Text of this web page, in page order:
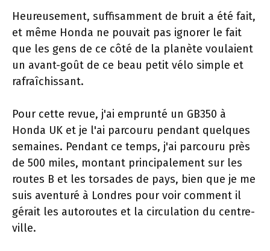
Heureusement, suffisamment de bruit a été fait,
et même Honda ne pouvait pas ignorer le fait
que les gens de ce côté de la planète voulaient
un avant-goût de ce beau petit vélo simple et
rafraîchissant.
Pour cette revue, j'ai emprunté un GB350 à
Honda UK et je l'ai parcouru pendant quelques
semaines. Pendant ce temps, j'ai parcouru près
de 500 miles, montant principalement sur les
routes B et les torsades de pays, bien que je me
suis aventuré à Londres pour voir comment il
gérait les autoroutes et la circulation du centre-
ville.